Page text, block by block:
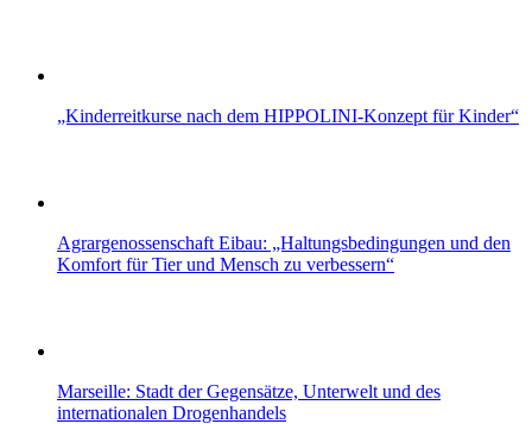
„Kinderreitkurse nach dem HIPPOLINI-Konzept für Kinder“
Agrargenossenschaft Eibau: „Haltungsbedingungen und den
Komfort für Tier und Mensch zu verbessern“
Marseille: Stadt der Gegensätze, Unterwelt und des
internationalen Drogenhandels